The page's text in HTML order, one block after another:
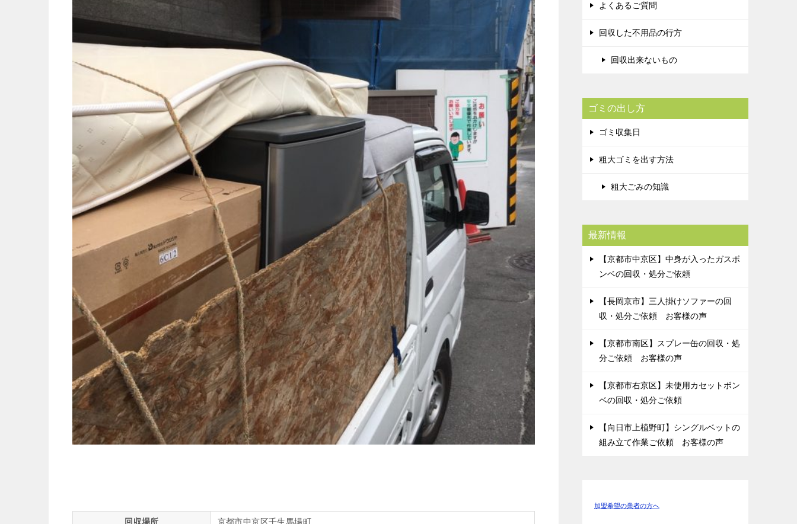
回収場所 京都市中京区壬生馬場町
よくあるご質問
回収した不用品の行方
回収出来ないもの
ゴミの出し方
ゴミ収集日
粗大ゴミを出す方法
粗大ごみの知識
最新情報
【京都市中京区】中身が入ったガスボ
ンベの回収・処分ご依頼
【長岡京市】三人掛けソファーの回
収・処分ご依頼 お客様の声
【京都市南区】スプレー缶の回収・処
分ご依頼 お客様の声
【京都市右京区】未使用カセットボン
ベの回収・処分ご依頼
【向日市上植野町】シングルベットの
組み立て作業ご依頼 お客様の声
加盟希望の業者の方へ